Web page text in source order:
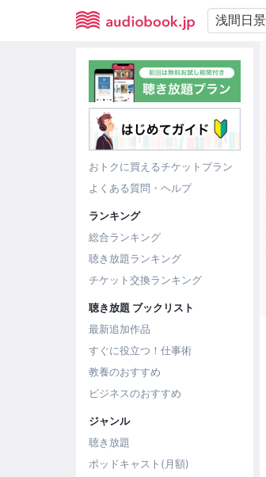
おトクに買えるチケットプラン
よくある質問・ヘルプ
ランキング
総合ランキング
聴き放題ランキング
チケット交換ランキング
聴き放題 ブックリスト
最新追加作品
すぐに役立つ！仕事術
教養のおすすめ
ビジネスのおすすめ
ジャンル
聴き放題
ポッドキャスト(月額)